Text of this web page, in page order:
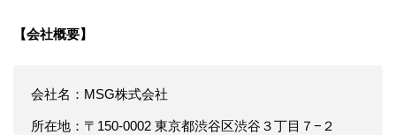
【会社概要】
会社名：MSG株式会社
所在地：〒150-0002 東京都渋谷区渋谷３丁目７−２